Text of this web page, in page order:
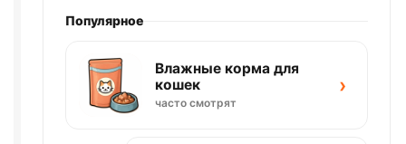
Популярное
Влажные корма для
кошек
часто смотрят
›